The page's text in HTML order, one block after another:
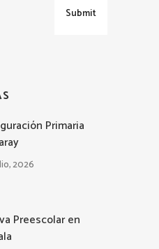
Primaria
2026
Preescolar en